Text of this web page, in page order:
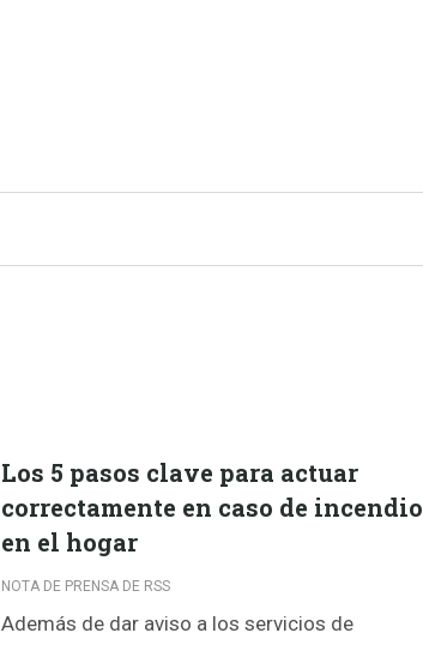
Los 5 pasos clave para actuar
correctamente en caso de incendio
en el hogar
NOTA DE PRENSA DE RSS
Además de dar aviso a los servicios de